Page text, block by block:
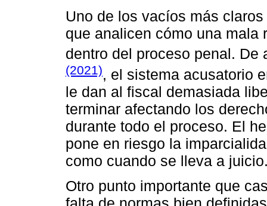
Uno de los vacíos más
que analicen cómo una mala
dentro del proceso penal. De
(2021), el sistema acusatorio
le dan al fiscal demasiada
terminar afectando los
durante todo el proceso. El
pone en riesgo la
como cuando se lleva a
Otro punto importante que